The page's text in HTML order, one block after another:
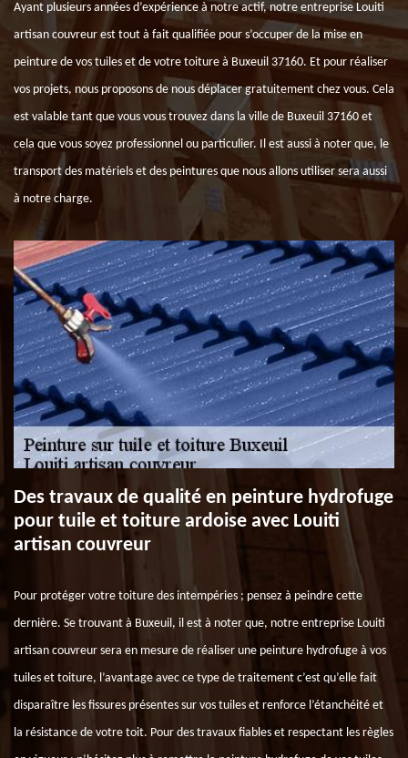
Ayant plusieurs années d’expérience à notre actif, notre entreprise Louiti
artisan couvreur est tout à fait qualifiée pour s’occuper de la mise en
peinture de vos tuiles et de votre toiture à Buxeuil 37160. Et pour réaliser
vos projets, nous proposons de nous déplacer gratuitement chez vous. Cela
est valable tant que vous vous trouvez dans la ville de Buxeuil 37160 et
cela que vous soyez professionnel ou particulier. Il est aussi à noter que, le
transport des matériels et des peintures que nous allons utiliser sera aussi
à notre charge.
Des travaux de qualité en peinture hydrofuge
pour tuile et toiture ardoise avec Louiti
artisan couvreur
Pour protéger votre toiture des intempéries ; pensez à peindre cette
dernière. Se trouvant à Buxeuil, il est à noter que, notre entreprise Louiti
artisan couvreur sera en mesure de réaliser une peinture hydrofuge à vos
tuiles et toiture, l’avantage avec ce type de traitement c’est qu’elle fait
disparaître les fissures présentes sur vos tuiles et renforce l’étanchéité et
la résistance de votre toit. Pour des travaux fiables et respectant les règles